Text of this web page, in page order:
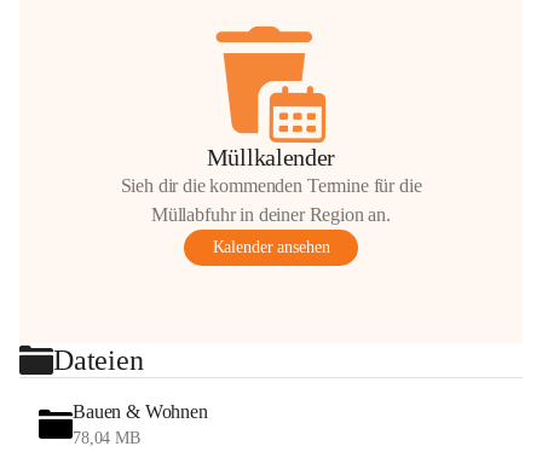
Müllkalender
Sieh dir die kommenden Termine für die
Müllabfuhr in deiner Region an.
Kalender ansehen
Dateien
Bauen & Wohnen
78,04 MB